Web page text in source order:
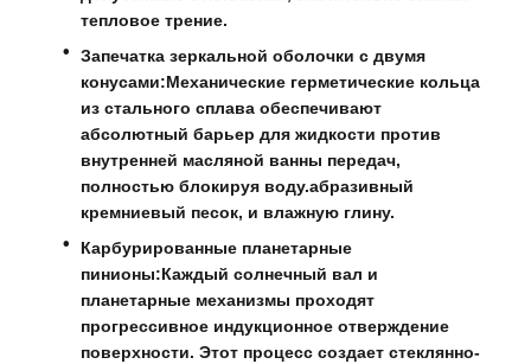
тепловое трение.
Запечатка зеркальной оболочки с двумя
конусами:Механические герметические кольца
из стального сплава обеспечивают
абсолютный барьер для жидкости против
внутренней масляной ванны передач,
полностью блокируя воду.абразивный
кремниевый песок, и влажную глину.
Карбурированные планетарные
пинионы:Каждый солнечный вал и
планетарные механизмы проходят
прогрессивное индукционное отверждение
поверхности. Этот процесс создает стеклянно-